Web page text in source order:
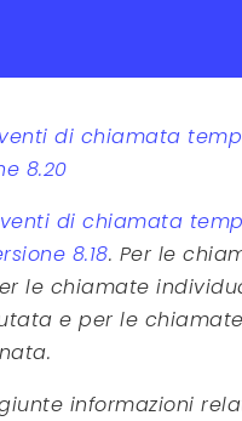
di chiamata
8.20
di chiamata
8.18. Per le
le chiamate
e per le
informazioni